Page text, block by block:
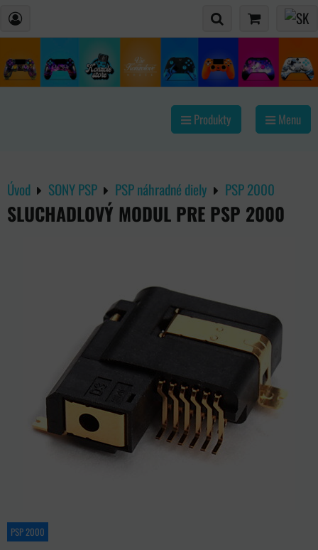
Produkty Menu
Úvod SONY PSP PSP náhradné diely PSP 2000
SLUCHADLOVÝ MODUL PRE PSP 2000
PSP 2000